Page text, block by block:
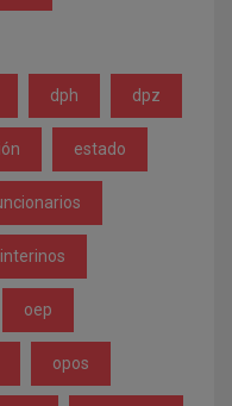
dph dpz
estado
interinos
oep
opos